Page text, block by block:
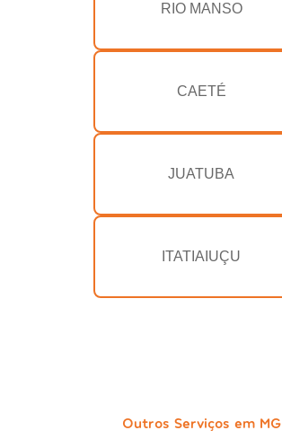
RIO MANSO
CAETÉ
JUATUBA
ITATIAIUÇU
Outros Serviços em MG